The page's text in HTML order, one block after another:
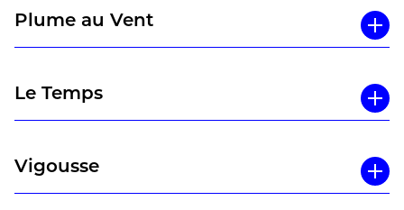
Plume au Vent
Le Temps
Vigousse